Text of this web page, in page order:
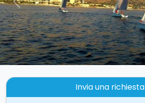
Previous
Invia una richiesta